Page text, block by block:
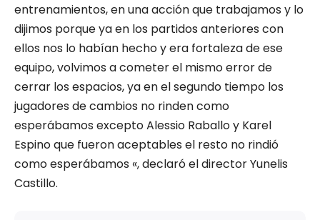
entrenamientos, en una acción que trabajamos y lo
dijimos porque ya en los partidos anteriores con
ellos nos lo habían hecho y era fortaleza de ese
equipo, volvimos a cometer el mismo error de
cerrar los espacios, ya en el segundo tiempo los
jugadores de cambios no rinden como
esperábamos excepto Alessio Raballo y Karel
Espino que fueron aceptables el resto no rindió
como esperábamos «, declaró el director Yunelis
Castillo.